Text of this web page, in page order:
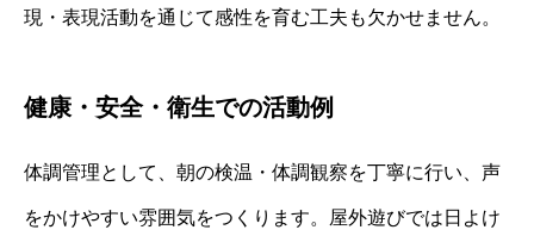
現・表現活動を通じて感性を育む工夫も欠かせません。
健康・安全・衛生での活動例
体調管理として、朝の検温・体調観察を丁寧に行い、声
をかけやすい雰囲気をつくります。屋外遊びでは日よけ